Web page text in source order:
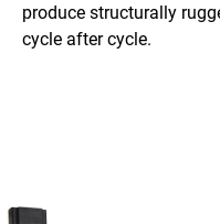
produce structurally
cycle after cycle.